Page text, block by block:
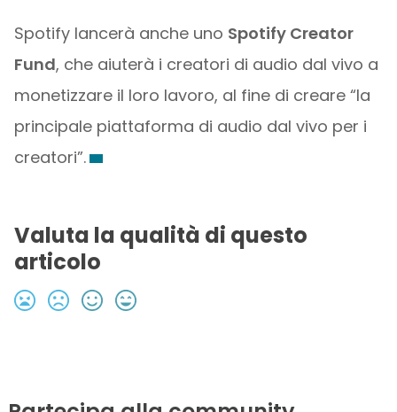
Spotify lancerà anche uno Spotify Creator
Fund, che aiuterà i creatori di audio dal vivo a
monetizzare il loro lavoro, al fine di creare “la
principale piattaforma di audio dal vivo per i
creatori”.
Valuta la qualità di questo
articolo